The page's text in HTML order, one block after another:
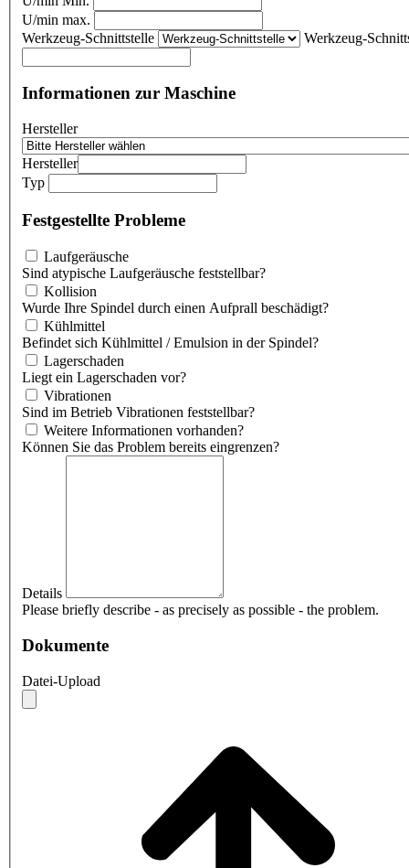
U/min max.
Werkzeug-Schnittstelle
Werkzeug-
Informationen zur Maschine
Hersteller
Hersteller
Typ
Festgestellte Probleme
Laufgeräusche
Sind atypische Laufgeräusche feststellbar?
Kollision
Wurde Ihre Spindel durch einen Aufprall beschädigt?
Kühlmittel
Befindet sich Kühlmittel / Emulsion in der Spindel?
Lagerschaden
Liegt ein Lagerschaden vor?
Vibrationen
Sind im Betrieb Vibrationen feststellbar?
Weitere Informationen vorhanden?
Können Sie das Problem bereits eingrenzen?
Details
Please briefly describe - as precisely as possible - the problem.
Dokumente
Datei-Upload